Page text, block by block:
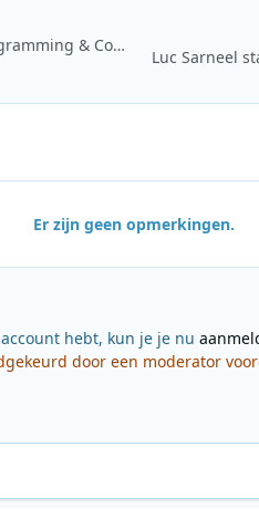
Jorn Agterberg vanaf 1 maart nieuwe Head of Programming & Content bij JOE
Luc Sarneel
Er zijn geen opmerkingen.
hebt, kun je je nu
door een moderator